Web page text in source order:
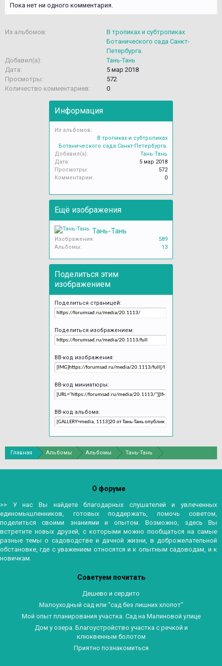
Пока нет ни одного комментария.
Из альбомов:
В тропиках и субтропиках
Ботанического сада Санкт-
Петербурга.
Добавил(а):
Тань-Тань
Дата:
5 мар 2018
Просмотры:
572
Количество комментариев:
0
Информация
Из альбомов:
В тропиках и субтропиках
Ботанического сада Санкт-Петербурга.
Добавил(а):
Тань-Тань
Дата:
5 мар 2018
Просмотры:
572
Комментарии:
0
Ещё изображения
Тань-Тань
Изображения:
589
Альбомы:
13
Поделиться этим
изображением
Поделиться страницей:
Поделиться изображением:
BB-код изображения:
BB-код миниатюры:
BB-код альбома:
Главная Альбомы Альбомы
Тань-Тань
О форуме
>> У нас Вы найдете благодарных слушателей и увлеченных
единомышленников, готовых поддержать, помочь советом,
поделиться своими знаниями и опытом. Возможно, здесь Вы
встретите новых друзей, с которыми можно пообщаться на самые
разные темы о садоводстве и дачной жизни, в доброжелательной
обстановке, где с уважением относятся и к опытным садоводам, и к
новичкам.
Советуем почитать
Дешево и сердито
Малоуходный сад или "сад без лишних хлопот"
Мой опыт планирования участка. Сад на Малиновой улице
Дом у озера. Благоустройство участка с речкой и
клюквенным болотом
Приятно познакомиться